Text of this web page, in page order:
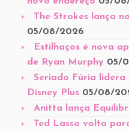
The Strokes lança
05/08/2026
Estilhaços é nova
de Ryan Murphy 05/
Seriado Fúria lidera
Disney Plus 05/08/
Anitta lança
Ted Lasso volta